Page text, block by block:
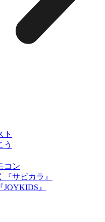
ト
う
コン
サビカラ』
』